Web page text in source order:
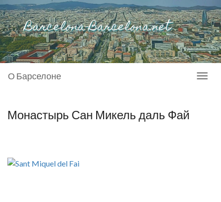
О Барселоне
Монастырь Сан Микель даль Фай